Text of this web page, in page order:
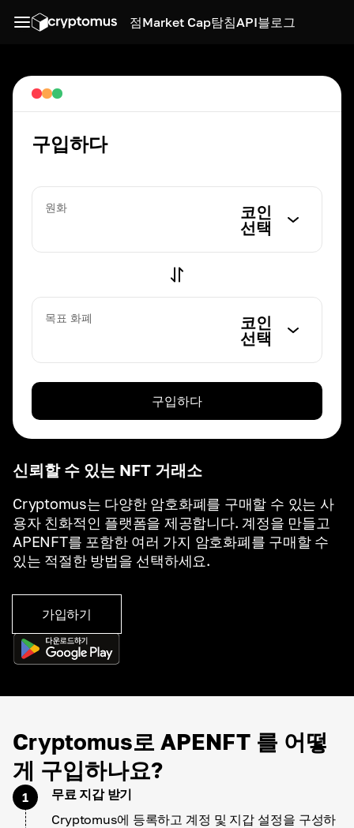
점Market Cap탐침API블로그
신뢰할 수 있는 NFT 거래소
Cryptomus는 다양한 암호화폐를 구매할 수 있는 사
용자 친화적인 플랫폼을 제공합니다. 계정을 만들고
APENFT를 포함한 여러 가지 암호화폐를 구매할 수
있는 적절한 방법을 선택하세요.
가입하기
구입하다
원화
코인
선택
목표 화폐
코인
선택
구입하다
Cryptomus로 APENFT 를 어떻
게 구입하나요?
1
무료 지갑 받기
Cryptomus에 등록하고 계정 및 지갑 설정을 구성하